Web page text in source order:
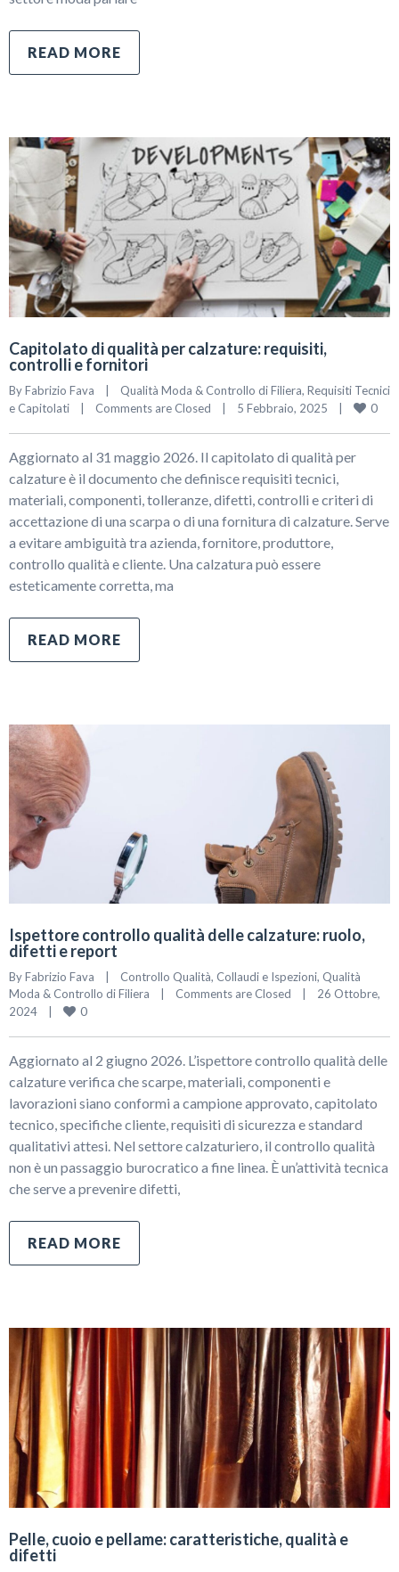
READ MORE
Capitolato di qualità per calzature: requisiti,
controlli e fornitori
By Fabrizio Fava | Qualità Moda & Controllo di Filiera, Requisiti Tecnici
e Capitolati
| Comments are Closed | 5 Febbraio, 2025 | 0
Aggiornato al 31 maggio 2026. Il capitolato di qualità per
calzature è il documento che definisce requisiti tecnici,
materiali, componenti, tolleranze, difetti, controlli e criteri di
accettazione di una scarpa o di una fornitura di calzature. Serve
a evitare ambiguità tra azienda, fornitore, produttore,
controllo qualità e cliente. Una calzatura può essere
esteticamente corretta, ma
READ MORE
Ispettore controllo qualità delle calzature: ruolo,
difetti e report
By Fabrizio Fava Controllo Qualità, Collaudi e Ispezioni, Qualità
Moda & Controllo di Filiera
Comments are Closed
26 Ottobre,
2024
0
Aggiornato al 2 giugno 2026. L’ispettore controllo qualità delle
calzature verifica che scarpe, materiali, componenti e
lavorazioni siano conformi a campione approvato, capitolato
tecnico, specifiche cliente, requisiti di sicurezza e standard
qualitativi attesi. Nel settore calzaturiero, il controllo qualità
non è un passaggio burocratico a fine linea. È un’attività tecnica
che serve a prevenire difetti,
READ MORE
Pelle, cuoio e pellame: caratteristiche, qualità e
difetti